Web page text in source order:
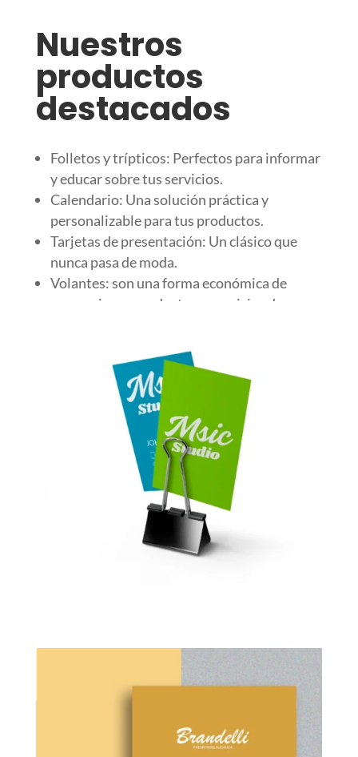
Nuestros
productos
destacados
Folletos y trípticos: Perfectos para informar
y educar sobre tus servicios.
Calendario: Una solución práctica y
personalizable para tus productos.
Tarjetas de presentación: Un clásico que
nunca pasa de moda.
Volantes: son una forma económica de
promocionar productos o servicios de